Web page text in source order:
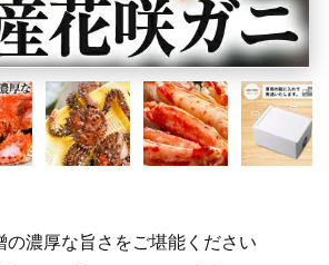
の濃厚な旨さをご堪能ください